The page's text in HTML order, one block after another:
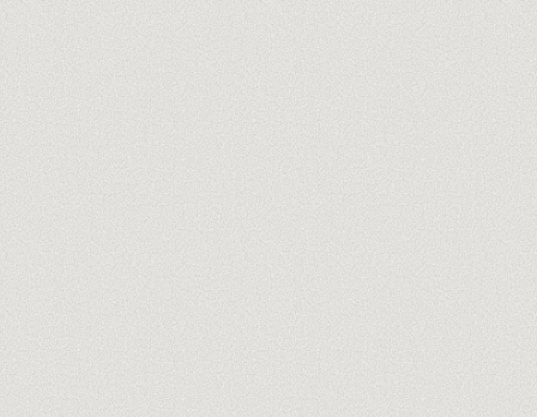
AGENCE CLICKUP AVIS CLICKUP
CE QUE TU MAÎTRISES RENCONTRE UN FORMATEUR